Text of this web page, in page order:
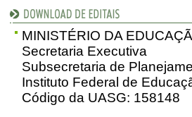
MINISTÉRIO DA
Secretaria Executiva
Subsecretaria de
Instituto Federal de
Código da UASG: 158148